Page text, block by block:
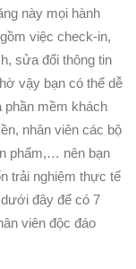
này mọi hành
việc check-in,
sửa đổi thông tin
vậy bạn có thể dễ
phần mềm khách
nhân viên các bộ
phẩm,… nên bạn
trải nghiệm thực tế
dưới đây để có 7
viên độc đáo